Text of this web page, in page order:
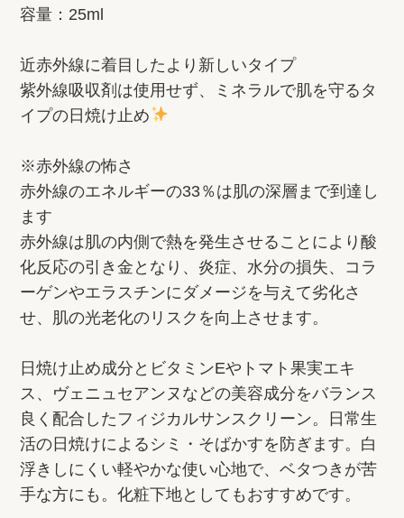
容量：25ml
近赤外線に着目したより新しいタイプ
紫外線吸収剤は使用せず、ミネラルで肌を守るタ
イプの日焼け止め
※赤外線の怖さ
赤外線のエネルギーの33％は肌の深層まで到達し
ます
赤外線は肌の内側で熱を発生させることにより酸
化反応の引き金となり、炎症、水分の損失、コラ
ーゲンやエラスチンにダメージを与えて劣化さ
せ、肌の光老化のリスクを向上させます。
日焼け止め成分とビタミンEやトマト果実エキ
ス、ヴェニュセアンヌなどの美容成分をバランス
良く配合したフィジカルサンスクリーン。日常生
活の日焼けによるシミ・そばかすを防ぎます。白
浮きしにくい軽やかな使い心地で、ベタつきが苦
手な方にも。化粧下地としてもおすすめです。